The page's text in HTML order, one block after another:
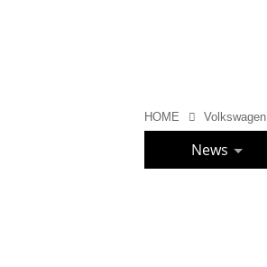
HOME Volkswagen
News